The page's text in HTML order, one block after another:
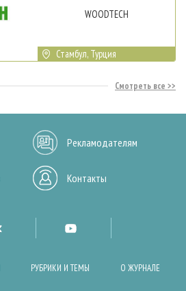
WOODTECH
Стамбул, Турция
Смотреть все
Рекламодателям
Контакты
РУБРИКИ И ТЕМЫ О ЖУРНАЛЕ